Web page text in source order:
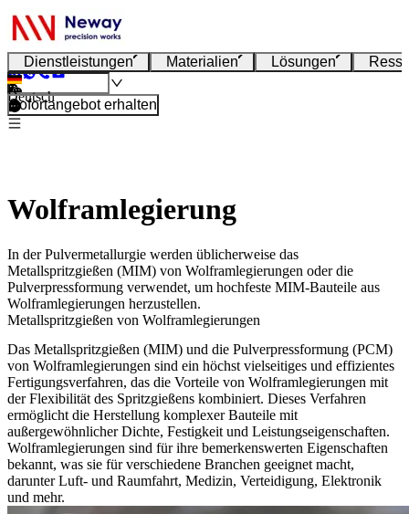
Dienstleistungen Materialien Lösungen
Deutsch
Sofortangebot erhalten
Wolframlegierung
In der Pulvermetallurgie werden üblicherweise das
Metallspritzgießen (MIM) von Wolframlegierungen oder die
Pulverpressformung verwendet, um hochfeste MIM-Bauteile aus
Wolframlegierungen herzustellen.
Metallspritzgießen von Wolframlegierungen
Das Metallspritzgießen (MIM) und die Pulverpressformung (PCM)
von Wolframlegierungen sind ein höchst vielseitiges und effizientes
Fertigungsverfahren, das die Vorteile von Wolframlegierungen mit
der Flexibilität des Spritzgießens kombiniert. Dieses Verfahren
ermöglicht die Herstellung komplexer Bauteile mit
außergewöhnlicher Dichte, Festigkeit und Leistungseigenschaften.
Wolframlegierungen sind für ihre bemerkenswerten Eigenschaften
bekannt, was sie für verschiedene Branchen geeignet macht,
darunter Luft- und Raumfahrt, Medizin, Verteidigung, Elektronik
und mehr.